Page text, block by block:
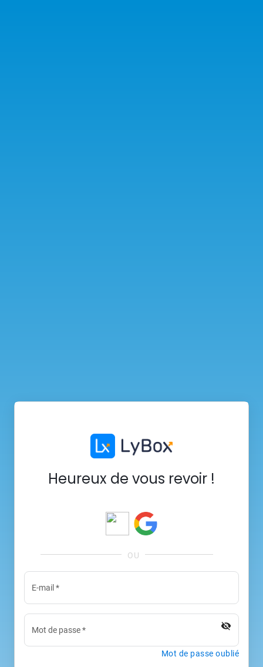
Heureux de vous revoir !
E-mail *
Mot de passe* visibility_off
Mot de passe oublié